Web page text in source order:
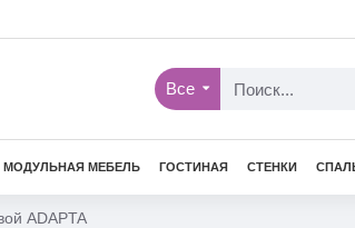
Все
МОДУЛЬНАЯ МЕБЕЛЬ ГОСТИНАЯ СТЕНКИ
ADAPTA